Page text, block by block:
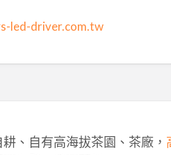
led-driver.com.tw
、自有高海拔茶園、茶廠，